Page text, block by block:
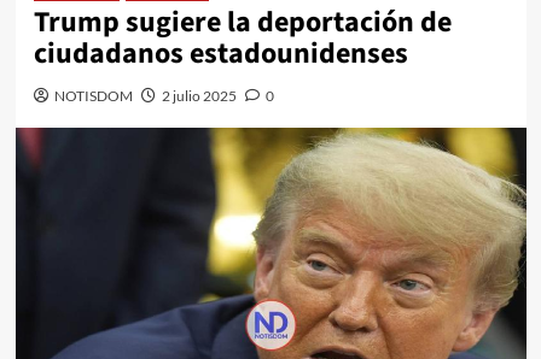
Trump sugiere la deportación de
ciudadanos estadounidenses
NOTISDOM 2 julio 2025 0